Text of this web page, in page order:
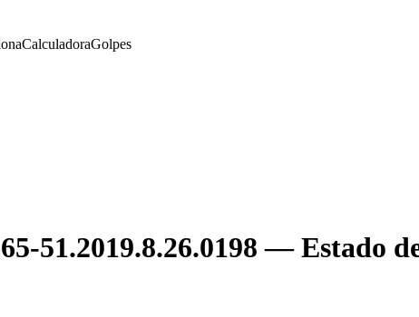
CalculadoraGolpes
51.2019.8.26.0198 —Estado